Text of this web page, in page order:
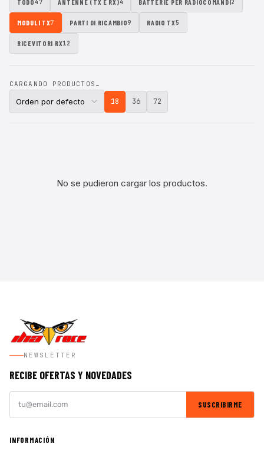
TODO47 ANTENNE (TX E RX)4 BATTERIE PER RADIOCOMANDI2
MODULI TX7 PARTI DI RICAMBIO9 RADIO TX5
RICEVITORI RX12
CARGANDO PRODUCTOS…
18 36 72
No se pudieron cargar los productos.
NEWSLETTER
RECIBE OFERTAS Y NOVEDADES
SUSCRIBIRME
INFORMACIÓN